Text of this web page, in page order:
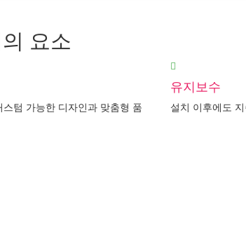
요소
텀 가능한 디자인과 맞춤형 품
유지보수
설치 이후에도